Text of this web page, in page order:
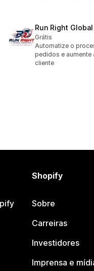
Run Right
Grátis
Automatize o
pedidos e aumente
cliente
Shopify
Sobre
Carreiras
Investidores
Imprensa e